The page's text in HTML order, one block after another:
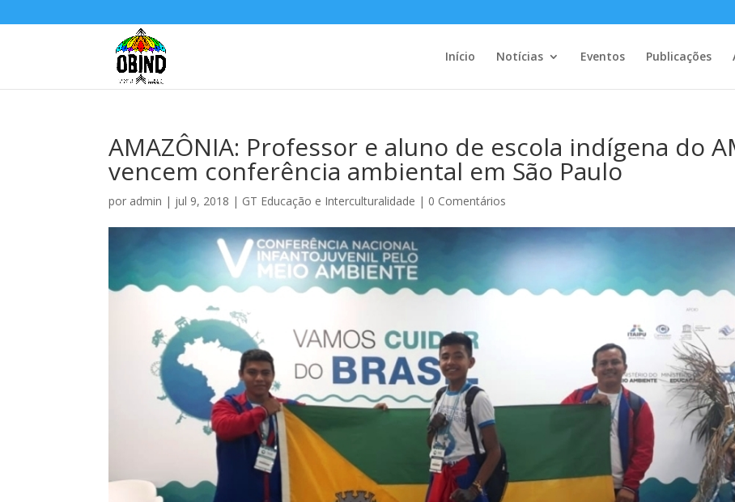
Início Notícias Eventos Publicações
AMAZÔNIA: Professor e aluno de escola indígena do
vencem conferência ambiental em São Paulo
por admin | jul 9, 2018 | GT Educação e Interculturalidade | 0 Comentários